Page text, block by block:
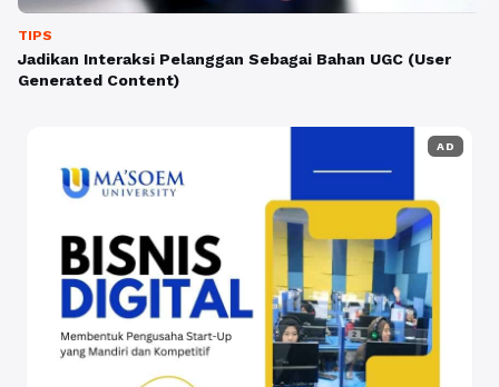
TIPS
Jadikan Interaksi Pelanggan Sebagai Bahan UGC (User
Generated Content)
AD